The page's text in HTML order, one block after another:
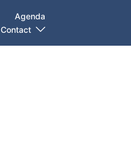
Agenda
Contact